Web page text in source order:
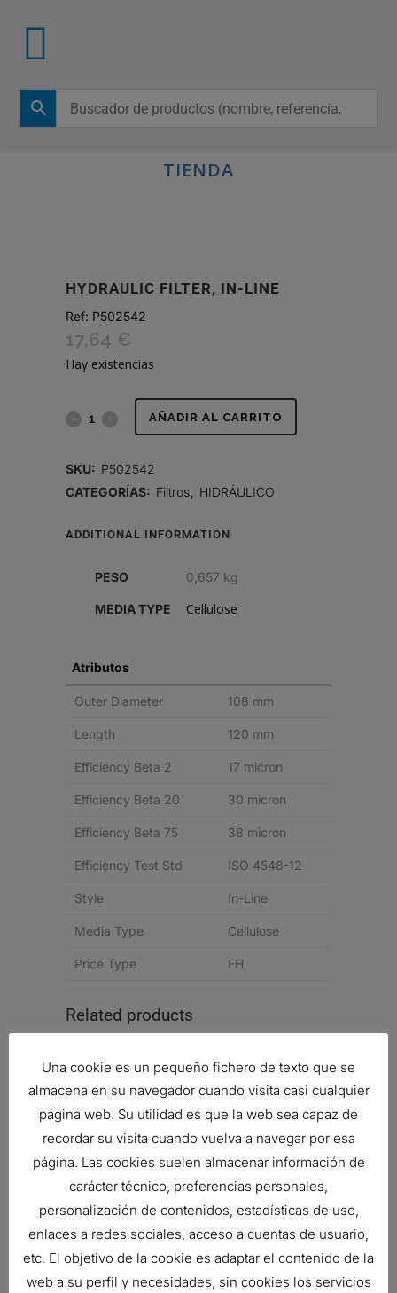
TIENDA
HYDRAULIC FILTER, IN-LINE
Ref: P502542
17,64 €
Hay existencias
HYDRAULIC AÑADIR AL CARRITO
SKU: P502542
CATEGORÍAS: Filtros HIDRÁULICO
ADDITIONAL INFORMATION
PESO 0,657 kg
MEDIA TYPE Cellulose
Atributos
Outer Diameter 108 mm
Length 120 mm
Efficiency Beta 2 17 micron
Efficiency Beta 20 30 micron
Efficiency Beta 75 38 micron
Efficiency Test Std ISO 4548-12
Style In-Line
Media Type Cellulose
Price Type FH
Related products
TARJETAS DE AN?LISIS DE PRUEBA
Ref:P567865
V?LVULA DE RETENCI?N
Una cookie es un pequeño fichero de texto que se
almacena en su navegador cuando visita casi cualquier
página web. Su utilidad es que la web sea capaz de
recordar su visita cuando vuelva a navegar por esa
página. Las cookies suelen almacenar información de
carácter técnico, preferencias personales,
personalización de contenidos, estadísticas de uso,
enlaces a redes sociales, acceso a cuentas de usuario,
etc. El objetivo de la cookie es adaptar el contenido de la
web a su perfil y necesidades, sin cookies los servicios